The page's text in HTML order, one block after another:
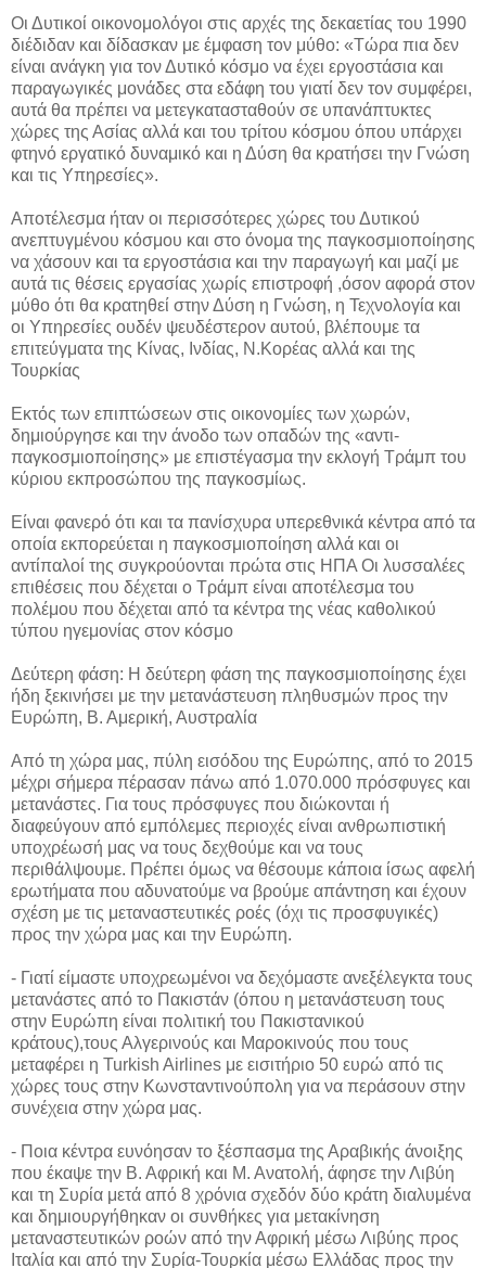
Οι Δυτικοί οικονομολόγοι στις αρχές της δεκαετίας του 1990
διέδιδαν και δίδασκαν με έμφαση τον μύθο: «Τώρα πια δεν
είναι ανάγκη για τον Δυτικό κόσμο να έχει εργοστάσια και
παραγωγικές μονάδες στα εδάφη του γιατί δεν τον συμφέρει,
αυτά θα πρέπει να μετεγκατασταθούν σε υπανάπτυκτες
χώρες της Ασίας αλλά και του τρίτου κόσμου όπου υπάρχει
φτηνό εργατικό δυναμικό και η Δύση θα κρατήσει την Γνώση
και τις Υπηρεσίες».
Αποτέλεσμα ήταν οι περισσότερες χώρες του Δυτικού
ανεπτυγμένου κόσμου και στο όνομα της παγκοσμιοποίησης
να χάσουν και τα εργοστάσια και την παραγωγή και μαζί με
αυτά τις θέσεις εργασίας χωρίς επιστροφή ,όσον αφορά στον
μύθο ότι θα κρατηθεί στην Δύση η Γνώση, η Τεχνολογία και
οι Υπηρεσίες ουδέν ψευδέστερον αυτού, βλέπουμε τα
επιτεύγματα της Κίνας, Ινδίας, Ν.Κορέας αλλά και της
Τουρκίας
Εκτός των επιπτώσεων στις οικονομίες των χωρών,
δημιούργησε και την άνοδο των οπαδών της «αντι-
παγκοσμιοποίησης» με επιστέγασμα την εκλογή Τράμπ του
κύριου εκπροσώπου της παγκοσμίως.
Είναι φανερό ότι και τα πανίσχυρα υπερεθνικά κέντρα από τα
οποία εκπορεύεται η παγκοσμιοποίηση αλλά και οι
αντίπαλοί της συγκρούονται πρώτα στις ΗΠΑ Οι λυσσαλέες
επιθέσεις που δέχεται ο Τράμπ είναι αποτέλεσμα του
πολέμου που δέχεται από τα κέντρα της νέας καθολικού
τύπου ηγεμονίας στον κόσμο
Δεύτερη φάση: Η δεύτερη φάση της παγκοσμιοποίησης έχει
ήδη ξεκινήσει με την μετανάστευση πληθυσμών προς την
Ευρώπη, Β. Αμερική, Αυστραλία
Από τη χώρα μας, πύλη εισόδου της Ευρώπης, από το 2015
μέχρι σήμερα πέρασαν πάνω από 1.070.000 πρόσφυγες και
μετανάστες. Για τους πρόσφυγες που διώκονται ή
διαφεύγουν από εμπόλεμες περιοχές είναι ανθρωπιστική
υποχρέωσή μας να τους δεχθούμε και να τους
περιθάλψουμε. Πρέπει όμως να θέσουμε κάποια ίσως αφελή
ερωτήματα που αδυνατούμε να βρούμε απάντηση και έχουν
σχέση με τις μεταναστευτικές ροές (όχι τις προσφυγικές)
προς την χώρα μας και την Ευρώπη.
- Γιατί είμαστε υποχρεωμένοι να δεχόμαστε ανεξέλεγκτα τους
μετανάστες από το Πακιστάν (όπου η μετανάστευση τους
στην Ευρώπη είναι πολιτική του Πακιστανικού
κράτους),τους Αλγερινούς και Μαροκινούς που τους
μεταφέρει η Turkish Airlines με εισιτήριο 50 ευρώ από τις
χώρες τους στην Κωνσταντινούπολη για να περάσουν στην
συνέχεια στην χώρα μας.
- Ποια κέντρα ευνόησαν το ξέσπασμα της Αραβικής άνοιξης
που έκαψε την Β. Αφρική και Μ. Ανατολή, άφησε την Λιβύη
και τη Συρία μετά από 8 χρόνια σχεδόν δύο κράτη διαλυμένα
και δημιουργήθηκαν οι συνθήκες για μετακίνηση
μεταναστευτικών ροών από την Αφρική μέσω Λιβύης προς
Ιταλία και από την Συρία-Τουρκία μέσω Ελλάδας προς την